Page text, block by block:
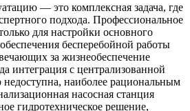
— это комплексная задача, где
подхода. Профессиональное
для настройки основного
бесперебойной работы
за жизнеобеспечение
интеграция с централизованной
наиболее рациональным
насосная станция
гидротехническое решение,